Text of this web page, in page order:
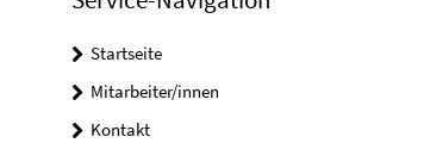
Startseite
Mitarbeiter/innen
Kontakt